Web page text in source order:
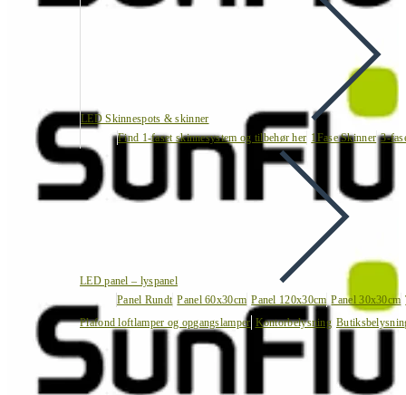
LED Skinnespots & skinner
Find 1-faset skinnesystem og tilbehør her 1Fase Skinner 3-
LED panel – lyspanel
Panel Rundt Panel 60x30cm Panel 120x30cm Panel 30x30cm
Plafond loftlamper og opgangslamper Kontorbelysning